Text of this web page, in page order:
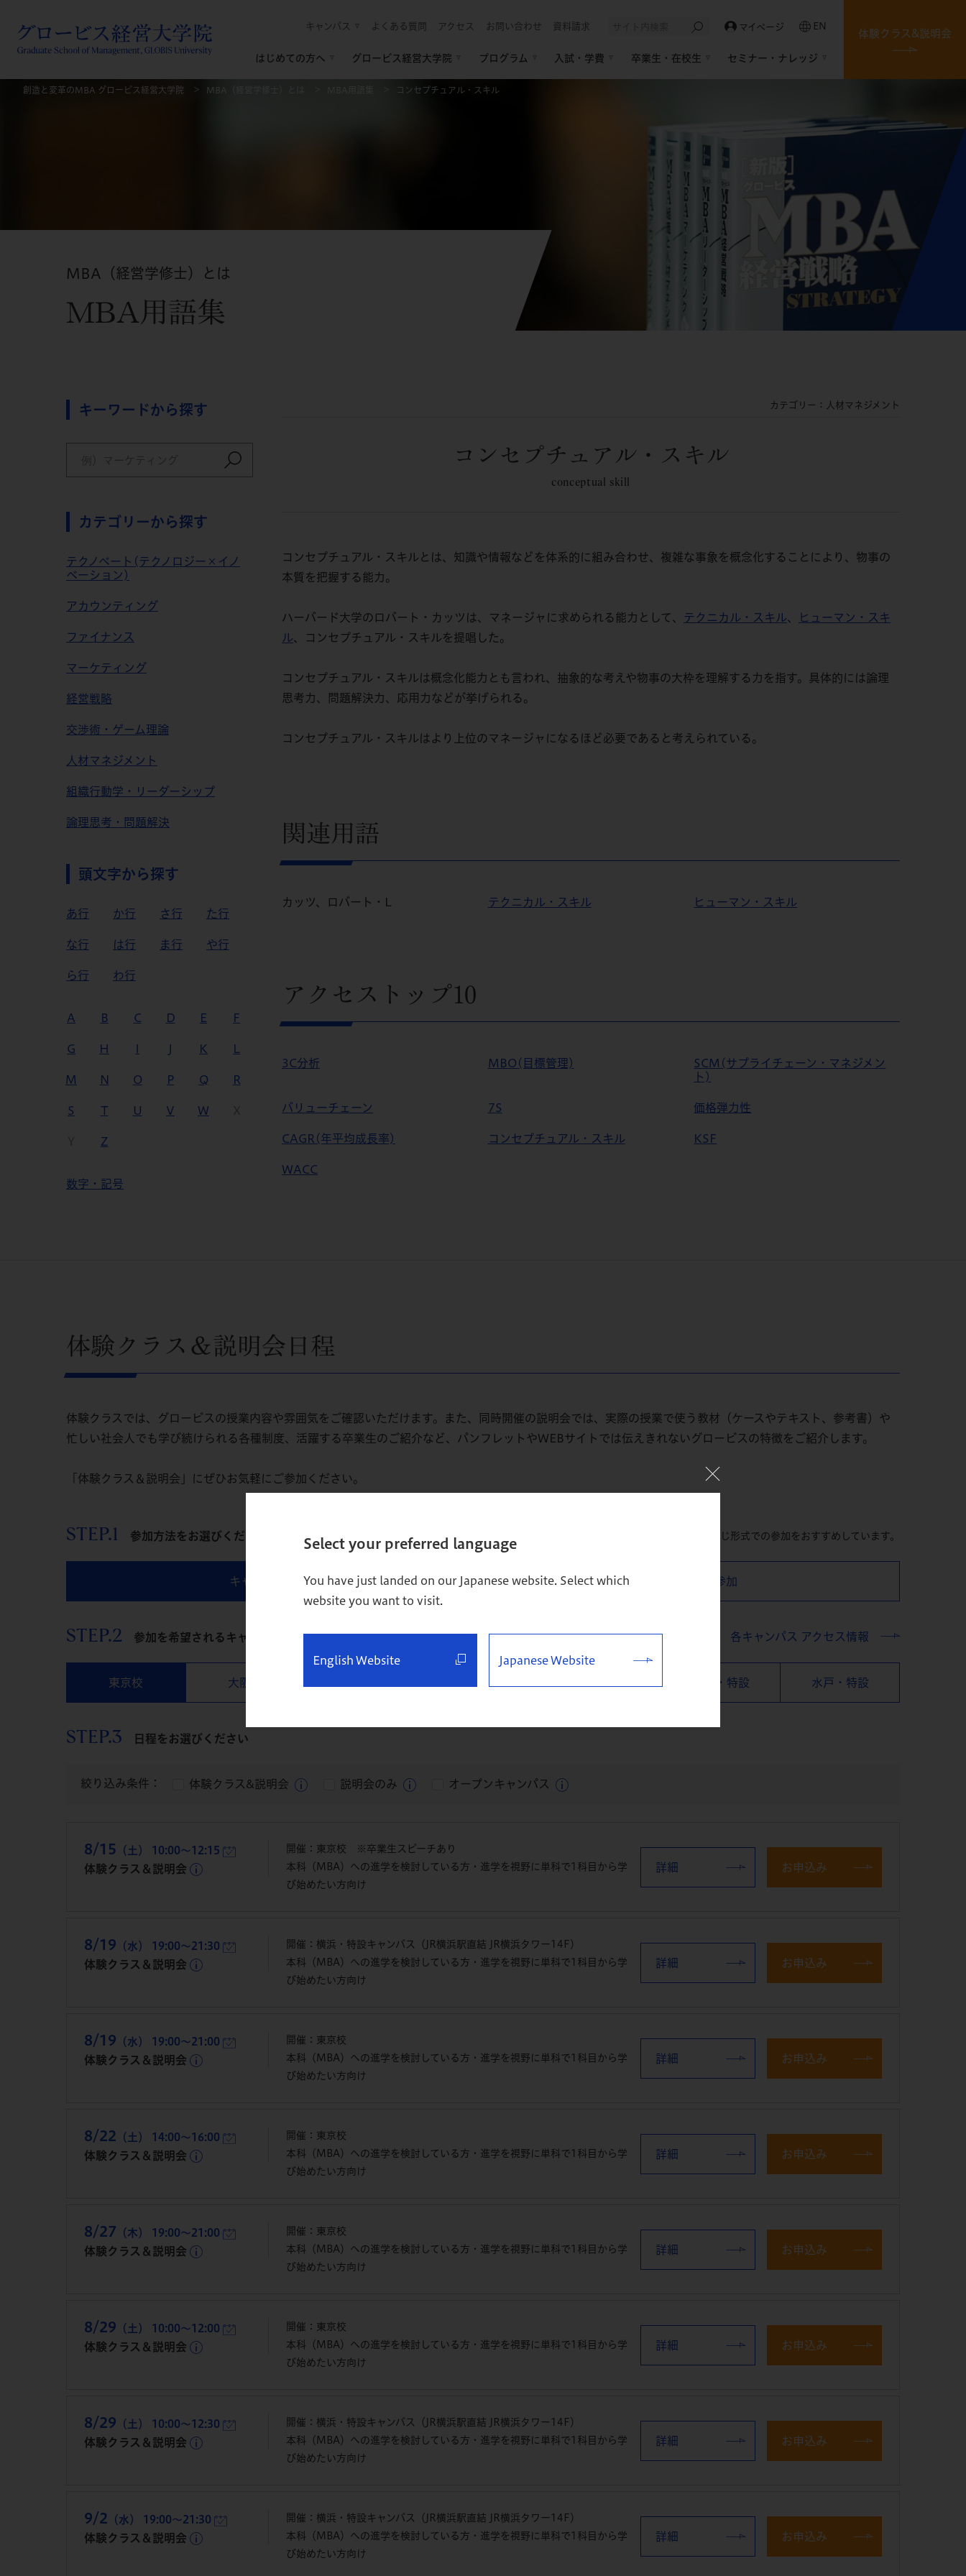
キャンパス よくある質問 アクセス お問い合わせ 資料請求 マイページ EN
はじめての方へ グロービス経営大学院 プログラム 入試・学費 卒業生・在校生 セミナー・ナレッジ
体験クラス&説明会
Select your preferred language
You have just landed on our Japanese website. Select which
website you want to visit.
English Website Japanese Website
創造と変革のMBA グロービス経営大学院 MBA（経営学修士）とは コンセプチュアル・スキル
MBA（経営学修士）とは
MBA用語集
キーワードから探す
カテゴリーから探す
テクノベート(テクノロジー×イノ
ベーション)
アカウンティング
ファイナンス
マーケティング
経営戦略
交渉術・ゲーム理論
人材マネジメント
組織行動学・リーダーシップ
論理思考・問題解決
頭文字から探す
あ行 か行 さ行 た行
な行 は行 ま行 や行
ら行 わ行
A B C D E F
G H K
M N O P Q R
S T U V W
Z
数字・記号
カテゴリー：人材マネジメント
コンセプチュアル・スキル
conceptual skill
コンセプチュアル・スキルとは、知識や情報などを体系的に組み合わせ、複雑な事象を概念化することにより、物事の
本質を把握する能力。
ハーバード大学のロバート・カッツは、マネージャに求められる能力として、 テクニカル・スキル
ヒューマン・スキ
ル 、コンセプチュアル・スキルを提唱した。
コンセプチュアル・スキルは概念化能力とも言われ、抽象的な考えや物事の大枠を理解する力を指す。具体的には論理
思考力、問題解決力、応用力などが挙げられる。
コンセプチュアル・スキルはより上位のマネージャになるほど必要であると考えられている。
関連用語
カッツ、ロバート・L テクニカル・スキル ヒューマン・スキル
アクセストップ10
3C分析 MBO(目標管理)
SCM(サプライチェーン・マネジメン
ト)
バリューチェーン 7S 価格弾力性
CAGR(年平均成長率) コンセプチュアル・スキル KSF
WACC
体験クラス＆説明会日程
体験クラスでは、グロービスの授業内容や雰囲気をご確認いただけます。また、同時開催の説明会では、実際の授業で使う教材（ケースやテキスト、参考書）や
忙しい社会人でも学び続けられる各種制度、活躍する卒業生のご紹介など、パンフレットやWEBサイトでは伝えきれないグロービスの特徴をご紹介します。
「体験クラス＆説明会」にぜひお気軽にご参加ください。
STEP.1 参加方法をお選びください ご希望の受講形式と同じ形式での参加をおすすめしています。
キャンパスで参加 オンラインで参加
STEP.2 参加を希望されるキャンパスをお選びください 各キャンパス アクセス情報
東京校 大阪校 横浜・特設 水戸・特設
STEP.3 日程をお選びください
絞り込み条件： 体験クラス&説明会 説明会のみ オープンキャンパス
8/15 （土） 10:00～12:15
体験クラス＆説明会
開催：東京校 ※卒業生スピーチあり
本科（MBA）への進学を検討している方・進学を視野に単科で1科目から学
び始めたい方向け
詳細 お申込み
8/19 （水） 19:00～21:30
体験クラス＆説明会
開催：横浜・特設キャンパス（JR横浜駅直結 JR横浜タワー14F）
本科（MBA）への進学を検討している方・進学を視野に単科で1科目から学
び始めたい方向け
詳細 お申込み
8/19 （水） 19:00～21:00
体験クラス＆説明会
開催：東京校
本科（MBA）への進学を検討している方・進学を視野に単科で1科目から学
び始めたい方向け
詳細 お申込み
8/22 （土） 14:00～16:00
体験クラス＆説明会
開催：東京校
本科（MBA）への進学を検討している方・進学を視野に単科で1科目から学
び始めたい方向け
詳細 お申込み
8/27 （木） 19:00～21:00
体験クラス＆説明会
開催：東京校
本科（MBA）への進学を検討している方・進学を視野に単科で1科目から学
び始めたい方向け
詳細 お申込み
8/29 （土） 10:00～12:00
体験クラス＆説明会
開催：東京校
本科（MBA）への進学を検討している方・進学を視野に単科で1科目から学
び始めたい方向け
詳細 お申込み
8/29 （土） 10:00～12:30
体験クラス＆説明会
開催：横浜・特設キャンパス（JR横浜駅直結 JR横浜タワー14F）
本科（MBA）への進学を検討している方・進学を視野に単科で1科目から学
び始めたい方向け
詳細 お申込み
9/2 （水） 19:00～21:30
体験クラス＆説明会
開催：横浜・特設キャンパス（JR横浜駅直結 JR横浜タワー14F）
本科（MBA）への進学を検討している方・進学を視野に単科で1科目から学
び始めたい方向け
詳細 お申込み